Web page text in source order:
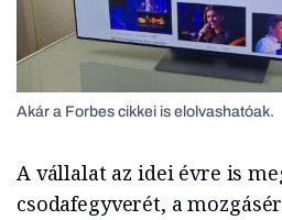
Akár a Forbes cikkei is elolvashatóak.
A vállalat az idei évre is
csodafegyverét, a